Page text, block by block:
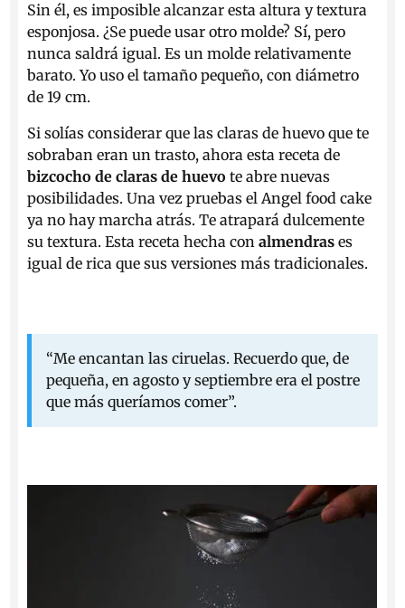
Sin él, es imposible alcanzar esta altura y textura
esponjosa. ¿Se puede usar otro molde? Sí, pero
nunca saldrá igual. Es un molde relativamente
barato. Yo uso el tamaño pequeño, con diámetro
de 19 cm.
Si solías considerar que las claras de huevo que te
sobraban eran un trasto, ahora esta receta de
bizcocho de claras de huevo te abre nuevas
posibilidades. Una vez pruebas el Angel food cake
ya no hay marcha atrás. Te atrapará dulcemente
su textura. Esta receta hecha conalmendras es
igual de rica que sus versiones más tradicionales.
“Me encantan las ciruelas. Recuerdo que, de
pequeña, en agosto y septiembre era el postre
que más queríamos comer”.